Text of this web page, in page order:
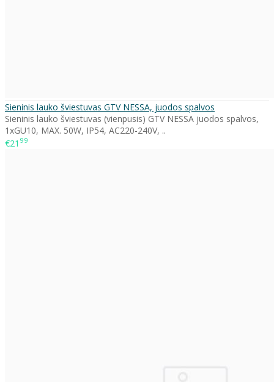
Sieninis lauko šviestuvas GTV NESSA, juodos spalvos
Sieninis lauko šviestuvas (vienpusis) GTV NESSA juodos spalvos,
1xGU10, MAX. 50W, IP54, AC220-240V, ..
€21 99